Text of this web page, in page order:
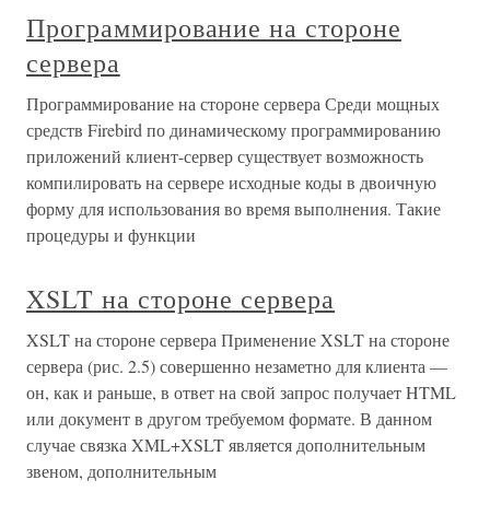
Программирование на стороне
сервера
Программирование на стороне сервера Среди мощных
средств Firebird по динамическому программированию
приложений клиент-сервер существует возможность
компилировать на сервере исходные коды в двоичную
форму для использования во время выполнения. Такие
процедуры и функции
XSLT на стороне сервера
XSLT на стороне сервера Применение XSLT на стороне
сервера (рис. 2.5) совершенно незаметно для клиента —
он, как и раньше, в ответ на свой запрос получает HTML
или документ в другом требуемом формате. В данном
случае связка XML+XSLT является дополнительным
звеном, дополнительным